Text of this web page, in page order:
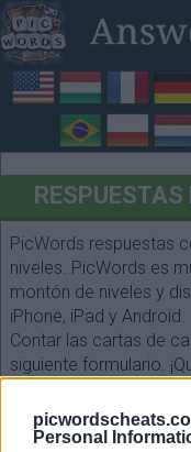
Personal
PicWords respuestas
niveles. PicWords es
montón de niveles y
iPhone, iPad y Android.
Contar las cartas de
siguiente formulario.